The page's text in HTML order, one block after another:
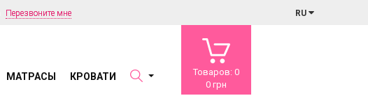
Перезвоните мне RU
МАТРАСЫ КРОВАТИ
Товаров: 0
0 грн